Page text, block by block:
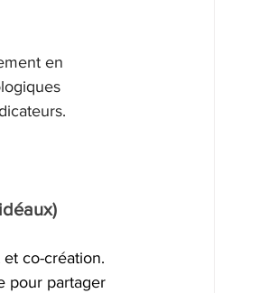
en
co-création.
pour partager